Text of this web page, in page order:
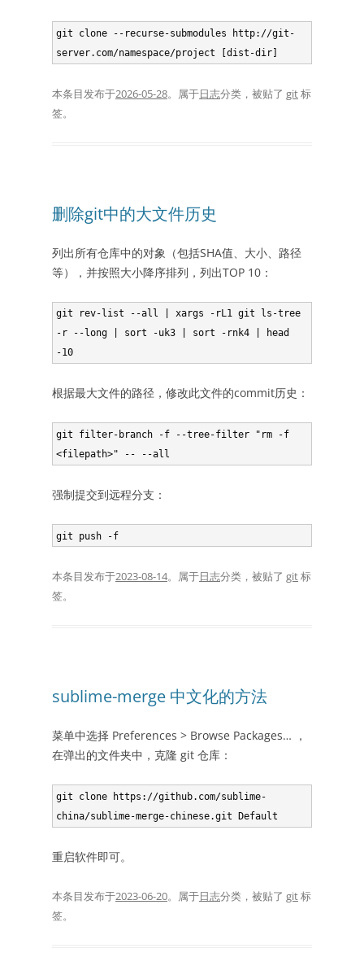
git clone --recurse-submodules http://git-
server.com/namespace/project [dist-dir]
本条目发布于2026-05-28。属于日志分类，被贴了 git标
签。
删除git中的大文件历史
列出所有仓库中的对象（包括SHA值、大小、路径
等），并按照大小降序排列，列出TOP 10：
git rev-list --all | xargs -rL1 git ls-tree
-r --long | sort -uk3 | sort -rnk4 | head
-10
根据最大文件的路径，修改此文件的commit历史：
git filter-branch -f --tree-filter "rm -f
<filepath>" -- --all
强制提交到远程分支：
git push -f
本条目发布于2023-08-14。属于日志分类，被贴了 git标
签。
sublime-merge 中文化的方法
菜单中选择 Preferences > Browse Packages… ，
在弹出的文件夹中，克隆 git 仓库：
git clone https://github.com/sublime-
china/sublime-merge-chinese.git Default
重启软件即可。
本条目发布于2023-06-20。属于日志分类，被贴了 git标
签。